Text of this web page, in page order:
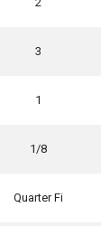
3
1
1/8
Quarter Fi